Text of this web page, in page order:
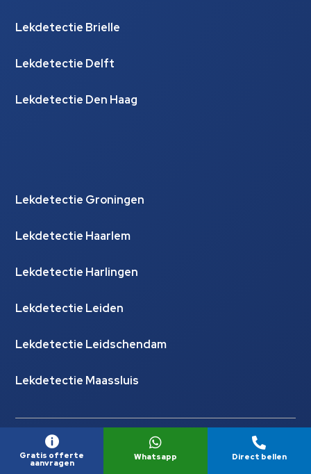
Lekdetectie Brielle
Lekdetectie Delft
Lekdetectie Den Haag
Lekdetectie Groningen
Lekdetectie Haarlem
Lekdetectie Harlingen
Lekdetectie Leiden
Lekdetectie Leidschendam
Lekdetectie Maassluis

Gratis offerte
aanvragen

Whatsapp

Direct bellen